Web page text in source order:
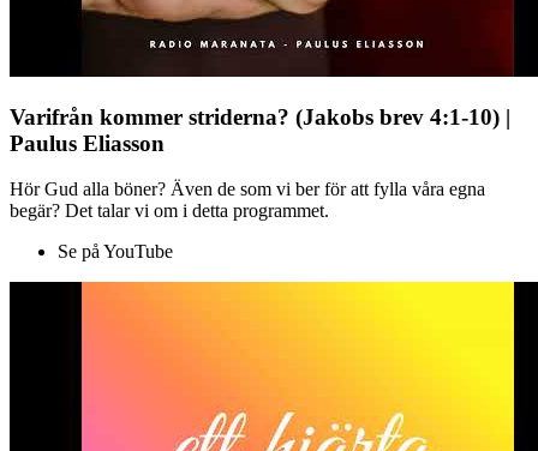
Varifrån kommer striderna? (Jakobs brev 4:1-10) |
Paulus Eliasson
Hör Gud alla böner? Även de som vi ber för att fylla våra egna
begär? Det talar vi om i detta programmet.
Se på YouTube